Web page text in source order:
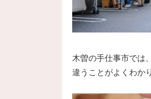
木曽の手仕事市では
違うことがよくわか